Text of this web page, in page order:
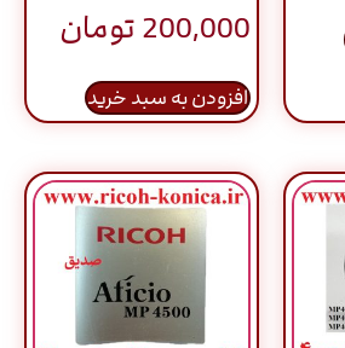
200,000تومان
افزودن به سبد خرید